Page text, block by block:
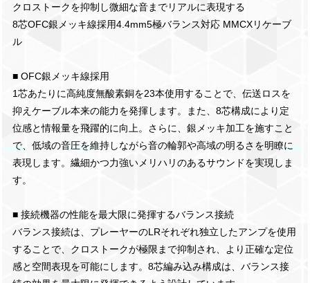
クロストークを抑制し微細な音までリアルに表現する
8芯OFC銀メッキ線採用4.4mm5極バランス対応 MMCXリケーブ
ル
■ OFC銀メッキ線採用
1芯あたりに高純度無酸素銅を23本使用することで、伝送ロスを
抑えケーブル本来の能力を発揮します。また、8芯構成により定
位感と情報量を飛躍的に向上。さらに、銀メッキ加工を施すこと
で、低域の音圧を維持しながら音の輪郭や高域の明るさを明瞭に
表現します。繊細かつ力強いメリハリのあるサウンドを実現しま
す。
■ 接続機器の性能を最大限に発揮するバランス接続
バランス接続は、プレーヤーのLRそれぞれ独立したアンプを使用
することで、クロストークが極限まで抑制され、より正確な定位
感と空間表現を可能にします。8芯編み込み構成は、バランス接